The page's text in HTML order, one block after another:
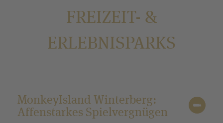
FREIZEIT- &
ERLEBNISPARKS
MonkeyIsland Winterberg:
Affenstarkes Spielvergnügen